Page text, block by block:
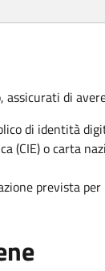
assicurati di
di identità
(CIE) o carta
prevista per